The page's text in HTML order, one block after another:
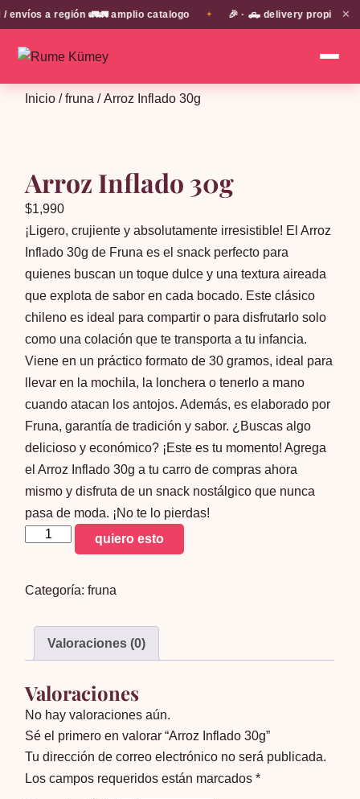
a región 🚛🚛 amplio catalogo 🎉 · 🛻 delivery propio en ✕
Inicio /fruna / Arroz Inflado 30g
Arroz Inflado 30g
$1,990
¡Ligero, crujiente y absolutamente irresistible! El Arroz
Inflado 30g de Fruna es el snack perfecto para
quienes buscan un toque dulce y una textura aireada
que explota de sabor en cada bocado. Este clásico
chileno es ideal para compartir o para disfrutarlo solo
como una colación que te transporta a tu infancia.
Viene en un práctico formato de 30 gramos, ideal para
llevar en la mochila, la lonchera o tenerlo a mano
cuando atacan los antojos. Además, es elaborado por
Fruna, garantía de tradición y sabor. ¿Buscas algo
delicioso y económico? ¡Este es tu momento! Agrega
el Arroz Inflado 30g a tu carro de compras ahora
mismo y disfruta de un snack nostálgico que nunca
pasa de moda. ¡No te lo pierdas!
Arroz
cantidad
quiero esto
Categoría:fruna
Valoraciones (0)
Valoraciones
No hay valoraciones aún.
Sé el primero en valorar “Arroz Inflado 30g”
Tu dirección de correo electrónico no será publicada.
Los campos requeridos están marcados*